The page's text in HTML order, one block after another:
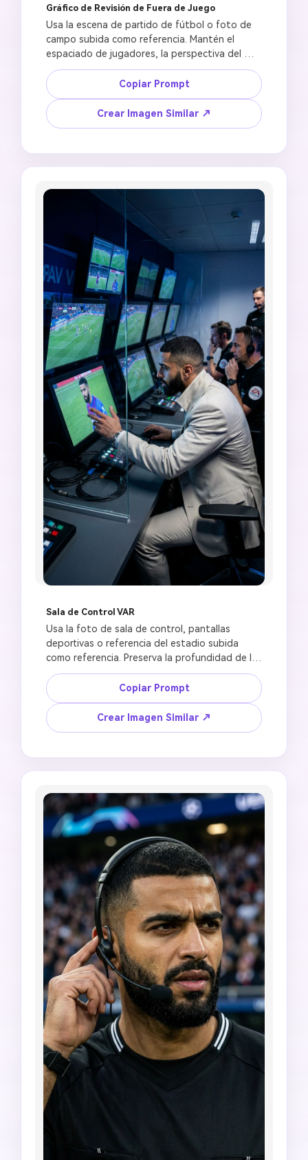
Gráfico de Revisión de Fuera de Juego
Usa la escena de partido de fútbol o foto de
campo subida como referencia. Mantén el
espaciado de jugadores, la perspectiva del
campo, el ángulo de cámara y la atmósfera del
estadio realistas. Crea una imagen de revisión
de fuera de juego VAR con un árbitro
observando el juego, sutiles líneas de decisión
digitales sobre el campo, ambiente profesional
tecnología limpio, recorte de póster 3:2, sin
marca oficial del recinto, sin logotipo de
texto de puntuación falso, sin geometría de
líneas desordenada.
Copiar Prompt
Crear Imagen Similar ↗
Sala de Control VAR
Usa la foto de sala de control, pantallas
deportivas o referencia del estadio subida
como referencia. Preserva la profundidad de la
sala, la distribución de monitores, el color de la
luz y la ubicación del sujeto. Crea una imagen
de sala de control VAR de fútbol con oficiales
de partido revisando múltiples pantallas,
visuales de repetición del campo, brillo azul frío
decisiones concentrada, entorno de tecnología
deportiva realista, composición 16:9, sin
interfaz legible, sin escudos de equipos, sin
paneles de patrocinadores falsos, sin pantallas
distorsionadas.
Copiar Prompt
Crear Imagen Similar ↗